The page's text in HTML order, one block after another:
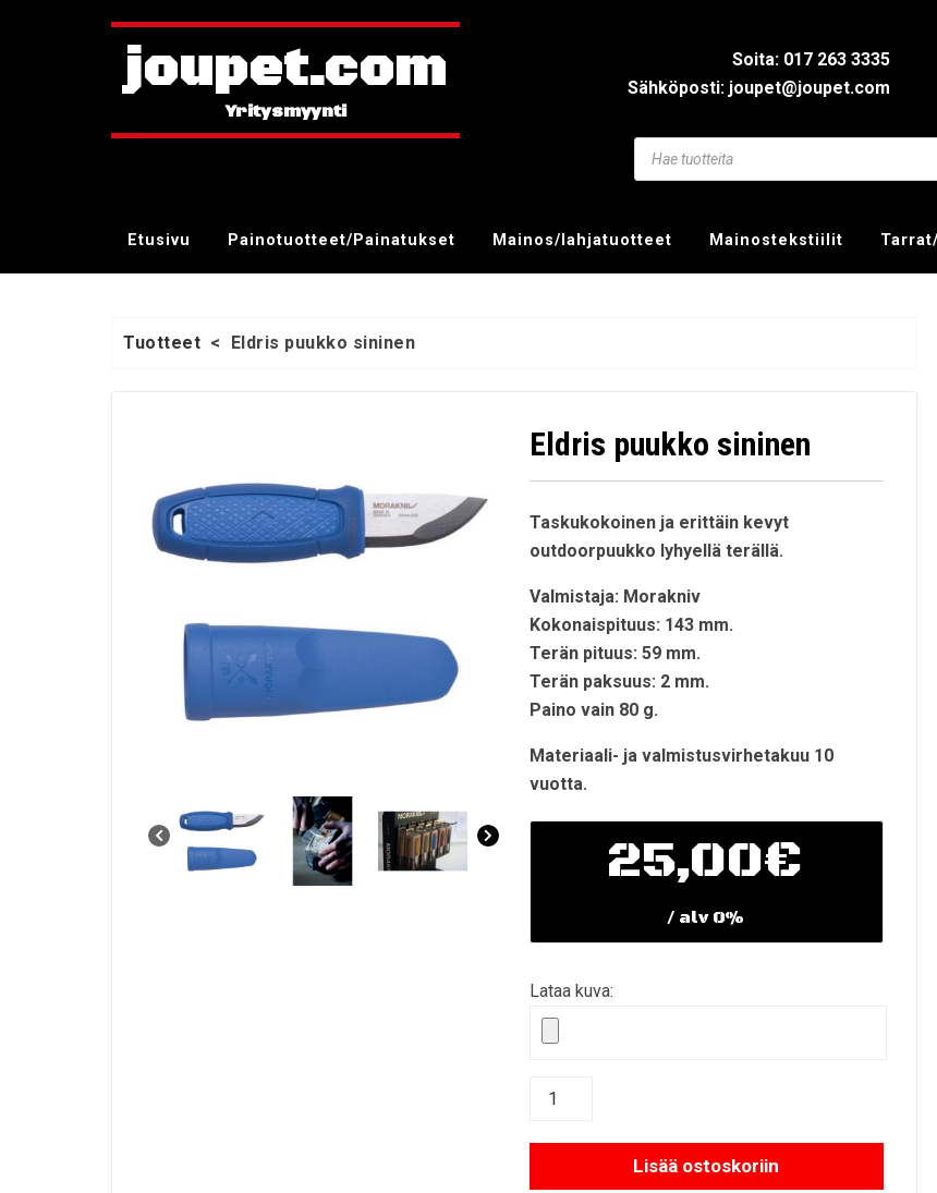
joupet.com
Soita: 017 263 3335
Sähköposti: joupet@joupet.com
Etusivu Painotuotteet/Painatukset Mainos/lahjatuotteet Mainostekstiilit
Tuotteet < Eldris puukko sininen
Eldris puukko sininen
Taskukokoinen ja erittäin kevyt
outdoorpuukko lyhyellä terällä.
Valmistaja: Morakniv
Kokonaispituus: 143 mm.
Terän pituus: 59 mm.
Terän paksuus: 2 mm.
Paino vain 80 g.
Materiaali- ja valmistusvirhetakuu 10
vuotta.
25,00€
/ alv 0%
Lataa kuva:
Lisää ostoskoriin